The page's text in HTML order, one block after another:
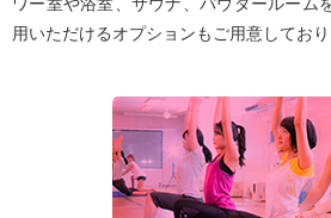
用いただけるオプションもご用意しており